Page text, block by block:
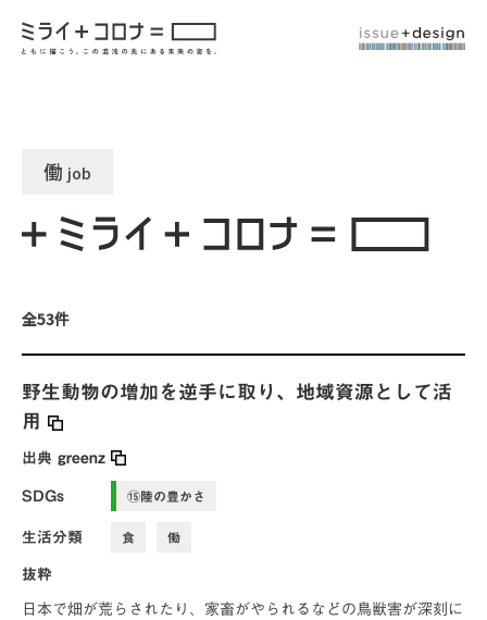
働 job
全53件
野生動物の増加を逆手に取り、地域資源として活
用
出典 greenz
SDGs ⑮陸の豊かさ
生活分類 食 働
抜粋
日本で畑が荒らされたり、家畜がやられるなどの鳥獣害が深刻に